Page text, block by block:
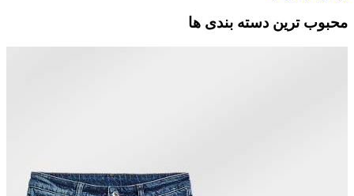
محبوب ترین دسته بندی ها